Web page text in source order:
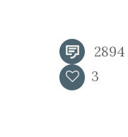
2894
3